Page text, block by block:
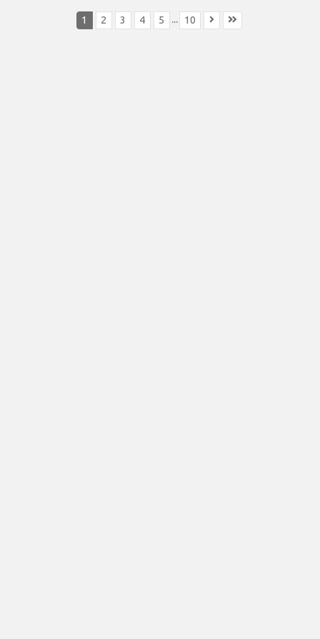
1 2 3 4 5 10